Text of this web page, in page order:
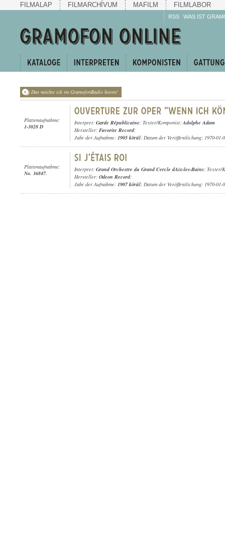
FILMALAP FILMARCHÍVUM MAFILM FILMLABOR
RSS WAS IST
Das möchte ich im GramofonRadio hören!
Plattenaufnahme:
1-3028 D
Interpret: Garde Républicaine; Texter/Komponist:Adolphe Adam
Hersteller: Favorite Record;
Jahr der Aufnahme: 1905 körül; Datum der Veröffentlichung: 1970-01-
Plattenaufnahme:
No. 36847.
Interpret: Grand Orchestre du Grand Cercle dAix-les-Bains; Texter/
Hersteller: Odeon Record;
Jahr der Aufnahme: 1907 körül; Datum der Veröffentlichung: 1970-01-